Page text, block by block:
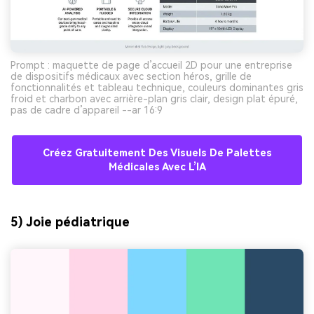
Prompt : maquette de page d’accueil 2D pour une entreprise
de dispositifs médicaux avec section héros, grille de
fonctionnalités et tableau technique, couleurs dominantes gris
froid et charbon avec arrière-plan gris clair, design plat épuré,
pas de cadre d’appareil --ar 16:9
Créez Gratuitement Des Visuels De Palettes
Médicales Avec L’IA
5) Joie pédiatrique